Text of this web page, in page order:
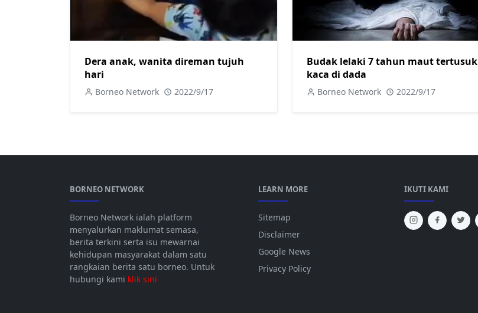
Dera anak, wanita direman tujuh
hari
Borneo Network 2022/9/17
Budak lelaki 7 tahun maut tertusuk
kaca di dada
Borneo Network 2022/9/17
BORNEO NETWORK
Borneo Network ialah platform
menyalurkan maklumat semasa,
berita terkini serta isu mewarnai
kehidupan masyarakat dalam satu
rangkaian berita satu borneo. Untuk
hubungi kami klik sini
LEARN MORE
Sitemap
Disclaimer
Google News
Privacy Policy
IKUTI KAMI